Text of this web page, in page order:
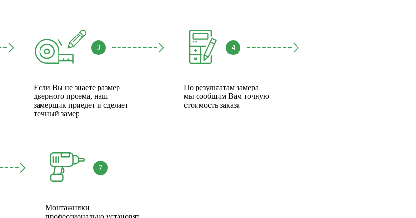
3
Если Вы не знаете размер
дверного проема, наш
замерщик приедет и сделает
точный замер
4
По результатам замера
мы сообщим Вам точную
стоимость заказа
7
Монтажники
профессионально установят